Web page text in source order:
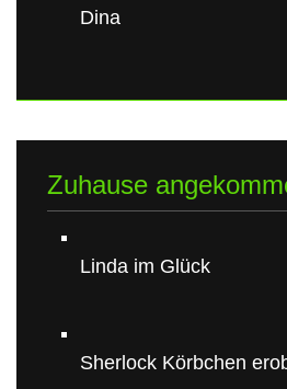
Dina
Zuhause
Linda im Glück
Sherlock Körbchen